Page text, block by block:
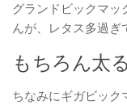
グランドビックマッ
んが、レタス多過ぎ
もちろん太る
ちなみにギガビック